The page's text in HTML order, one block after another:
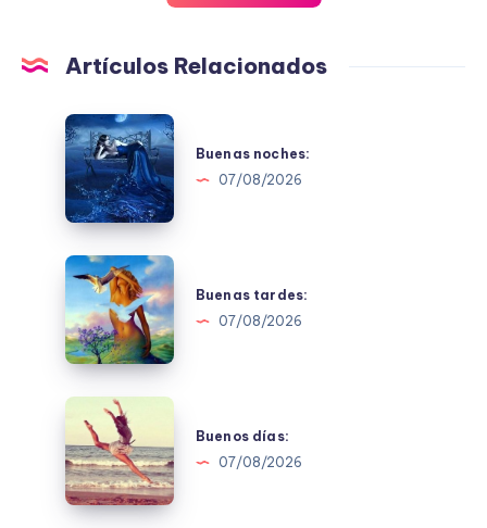
Artículos Relacionados
Buenas
noches:
Buenas noches:
07/08/2026
Buenas
tardes:
Buenas tardes:
07/08/2026
Buenos
días:
Buenos días:
07/08/2026